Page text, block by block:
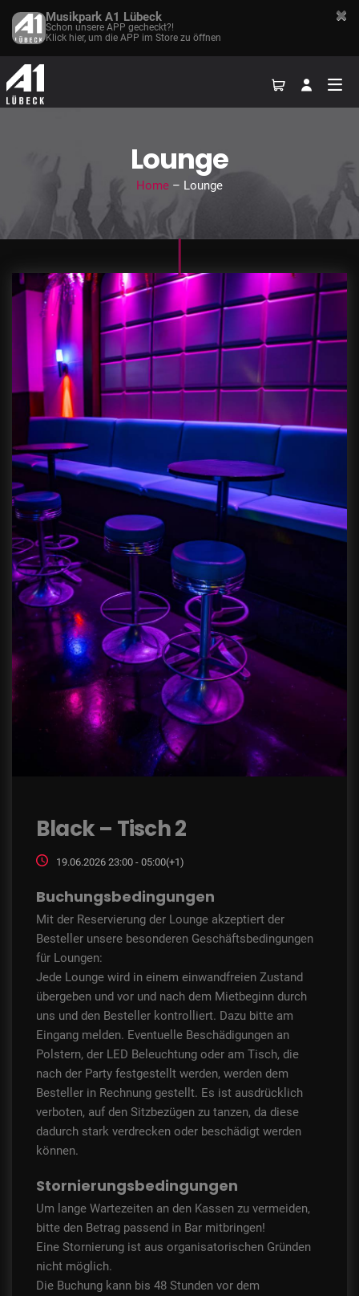
Lounge
Home– Lounge
Black – Tisch 2
19.06.2026 23:00 - 05:00(+1)
Buchungsbedingungen
Mit der Reservierung der Lounge akzeptiert der
Besteller unsere besonderen Geschäftsbedingungen
für Loungen:
Jede Lounge wird in einem einwandfreien Zustand
übergeben und vor und nach dem Mietbeginn durch
uns und den Besteller kontrolliert. Dazu bitte am
Eingang melden. Eventuelle Beschädigungen an
Polstern, der LED Beleuchtung oder am Tisch, die
nach der Party festgestellt werden, werden dem
Besteller in Rechnung gestellt. Es ist ausdrücklich
verboten, auf den Sitzbezügen zu tanzen, da diese
dadurch stark verdrecken oder beschädigt werden
können.
Stornierungsbedingungen
Um lange Wartezeiten an den Kassen zu vermeiden,
bitte den Betrag passend in Bar mitbringen!
Eine Stornierung ist aus organisatorischen Gründen
nicht möglich.
Die Buchung kann bis 48 Stunden vor dem
Musikpark A1 Lübeck
Schon unsere APP gecheckt?!
Klick hier, um die APP im Store zu öffnen